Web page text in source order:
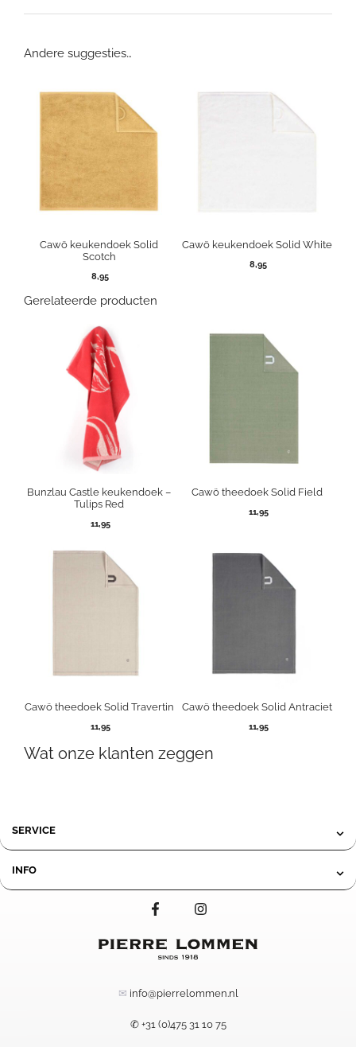
Andere suggesties…
Cawö keukendoek Solid
Scotch
8,95
Cawö keukendoek Solid White
8,95
Gerelateerde producten
Bunzlau Castle keukendoek –
Tulips Red
11,95
Cawö theedoek Solid Field
11,95
Cawö theedoek Solid Travertin
11,95
Cawö theedoek Solid Antraciet
11,95
Wat onze klanten zeggen
SERVICE
INFO
✉ info@pierrelommen.nl
✆ +31 (0)475 31 10 75